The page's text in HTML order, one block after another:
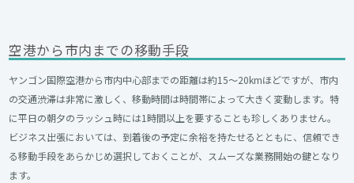
空港から市内までの移動手段
ヤンゴン国際空港から市内中心部までの距離は約15〜20kmほどですが、市内
の交通渋滞は非常に激しく、移動時間は時間帯によって大きく変動します。特
に平日の朝夕のラッシュ時には1時間以上を要することも珍しくありません。
ビジネス出張においては、到着後の予定に余裕を持たせるとともに、信頼でき
る移動手段をあらかじめ選択しておくことが、スムーズな業務開始の鍵となり
ます。